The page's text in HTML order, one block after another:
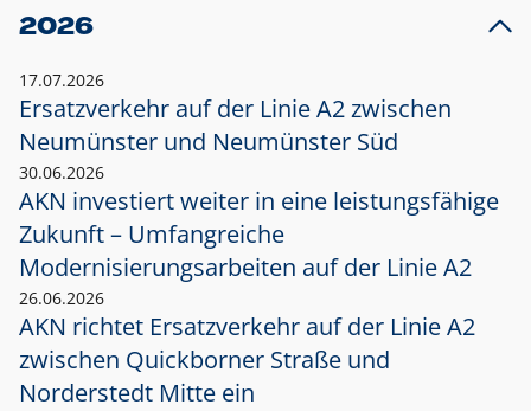
2026
17.07.2026
Ersatzverkehr auf der Linie A2 zwischen
Neumünster und Neumünster Süd
30.06.2026
AKN investiert weiter in eine leistungsfähige
Zukunft – Umfangreiche
Modernisierungsarbeiten auf der Linie A2
26.06.2026
AKN richtet Ersatzverkehr auf der Linie A2
zwischen Quickborner Straße und
Norderstedt Mitte ein